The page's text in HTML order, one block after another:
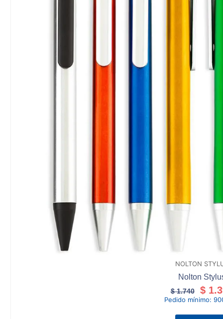
NOLTON
Nolton
$1.740 $
Pedido mínimo: